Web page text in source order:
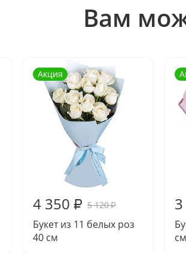
Вам
Акция
4 350 ₽ 5 120₽
Букет из 11 белых роз
40 см
см